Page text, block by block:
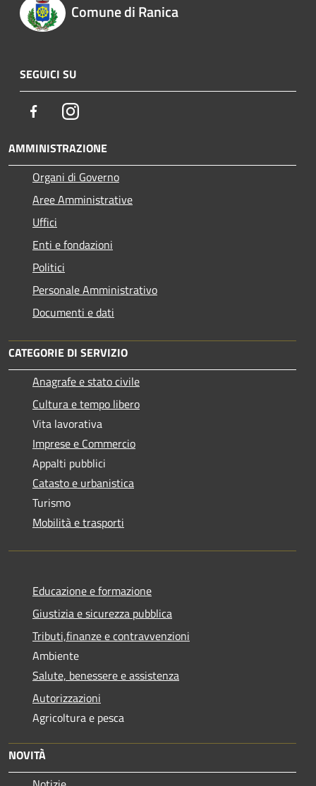
Comune di Ranica
SEGUICI SU
FacebookInstagram
AMMINISTRAZIONE
Organi di Governo
Aree Amministrative
Uffici
Enti e fondazioni
Politici
Personale Amministrativo
Documenti e dati
CATEGORIE DI SERVIZIO
Anagrafe e stato civile
Cultura e tempo libero
Vita lavorativa
Imprese e Commercio
Appalti pubblici
Catasto e urbanistica
Turismo
Mobilità e trasporti
Educazione e formazione
Giustizia e sicurezza pubblica
Tributi,finanze e contravvenzioni
Ambiente
Salute, benessere e assistenza
Autorizzazioni
Agricoltura e pesca
NOVITÀ